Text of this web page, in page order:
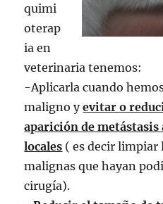
quimi
oterap
ia en
veterinaria tenemos:
-Aplicarla cuando
maligno yevitar o
aparición de
locales ( es decir limpiar
malignas que hayan
cirugía).